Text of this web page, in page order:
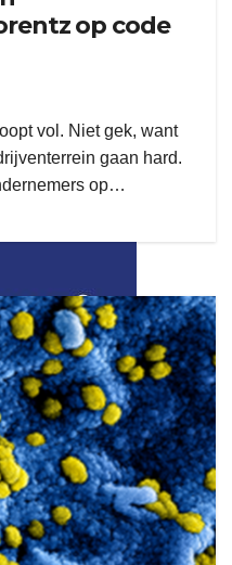
op code
vol. Niet gek, want
gaan hard.
op…